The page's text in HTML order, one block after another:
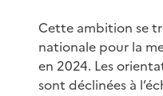
Cette ambition se
nationale pour la
en 2024. Les
sont déclinées à